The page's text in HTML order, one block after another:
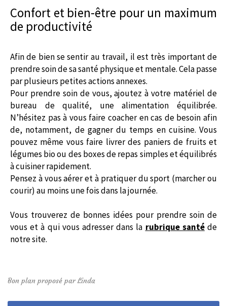
Confort et bien-être pour un maximum
de productivité
Afin de bien se sentir au travail, il est très important de
prendre soin de sa santé physique et mentale. Cela passe
par plusieurs petites actions annexes.
Pour prendre soin de vous, ajoutez à votre matériel de
bureau de qualité, une alimentation équilibrée.
N’hésitez pas à vous faire coacher en cas de besoin afin
de, notamment, de gagner du temps en cuisine. Vous
pouvez même vous faire livrer des paniers de fruits et
légumes bio ou des boxes de repas simples et équilibrés
à cuisiner rapidement.
Pensez à vous aérer et à pratiquer du sport (marcher ou
courir) au moins une fois dans la journée.
Vous trouverez de bonnes idées pour prendre soin de
vous et à qui vous adresser dans la rubrique santéde
notre site.
Bon plan proposé par Linda